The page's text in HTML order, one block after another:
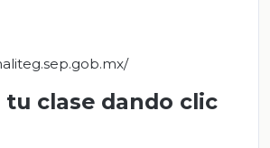
tu clase dando clic